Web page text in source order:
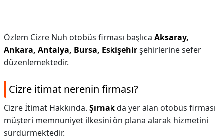
Özlem Cizre Nuh otobüs firması başlıca Aksaray,
Ankara, Antalya, Bursa, Eskişehirşehirlerine sefer
düzenlemektedir.
Cizre itimat nerenin firması?
Cizre İtimat Hakkında. Şırnakda yer alan otobüs firması
müşteri memnuniyet ilkesini ön plana alarak hizmetini
sürdürmektedir.